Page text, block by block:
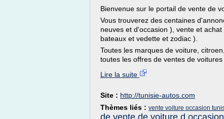
Bienvenue sur le portail de vente de
Vous trouverez des centaines
neuves et d'occasion ), vente et
bateaux et vedette et zodiac ).
Toutes les marques de voiture,
toutes les offres de ventes de voitures
Lire la suite
Site : http://tunisie-autos.com
Thèmes liés : vente voiture occasion
de vente de voiture d occasion